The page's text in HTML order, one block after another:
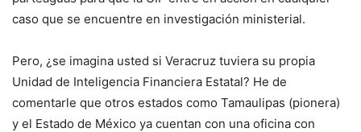
caso que se encuentre en investigación ministerial.
Pero, ¿se imagina usted si Veracruz tuviera su propia
Unidad de Inteligencia Financiera Estatal? He de
comentarle que otros estados como Tamaulipas (pionera)
y el Estado de México ya cuentan con una oficina con